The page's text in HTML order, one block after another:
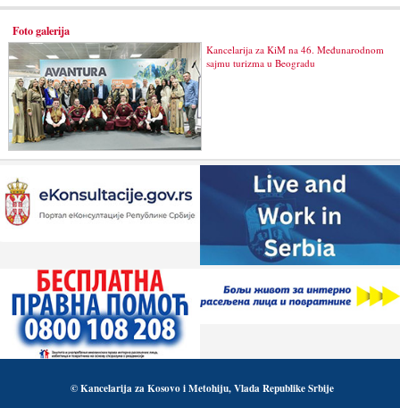
Foto galerija
Kancelarija za KiM na 46. Međunarodnom
sajmu turizma u Beogradu
© Kancelarija za Kosovo i Metohiju, Vlada Republike Srbije